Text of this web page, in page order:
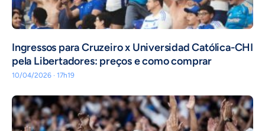
Ingressos para Cruzeiro x Universidad Católica-CHI
pela Libertadores: preços e como comprar
10/04/2026 · 17h19